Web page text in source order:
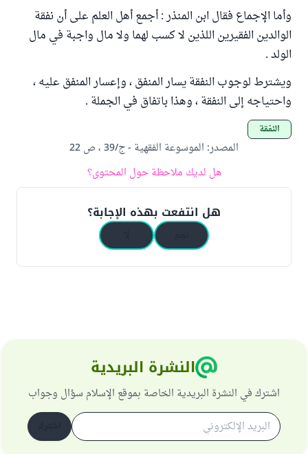
وأما الإجماع فقال ابن المنذر : أجمع أهل العلم على أن نفقة
الوالدين الفقيرين اللذين لا كسب لهما ولا مال واجبة في مال
الولد .
ويشترط لوجوب النفقة يسار المنفق ، وإعسار المنفق عليه ،
واحتياجه إلى النفقة ، وهذا باتفاق في الجملة .
النفقة
المصدر: الموسوعة الفقهية - ج/39 ، ص 22
هل لديك ملاحظة حول المحتوى؟
هل انتفعت بهذه الإجابة؟
النشرة البريدية
اشترك في النشرة البريدية الخاصة بموقع الإسلام سؤال وجواب